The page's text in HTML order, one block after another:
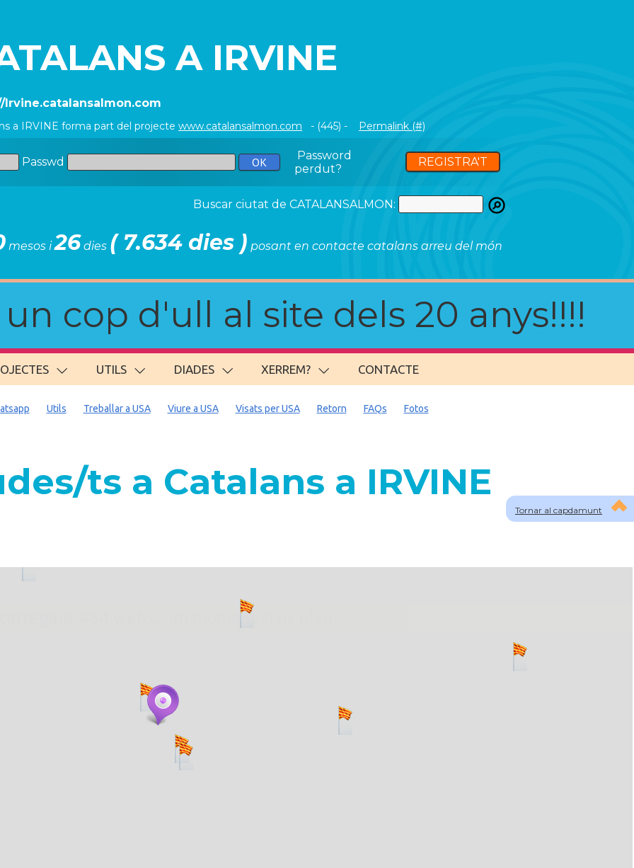
A IRVINE
Irvine.catalansalmon.com
a IRVINE forma part del projecte www.catalansalmon.com - (445) - Permalink (#)
Passwd
Password
perdut?
REGISTRA'T
Buscar ciutat de CATALANSALMON:
mesos i26dies ( 7.634 dies ) posant en contacte catalans arreu del món
cop d'ull al site dels 20 anys!!!!
UTILS DIADES XERREM? CONTACTE
Tornar al capdamunt
Utils Treballar a USA Viure a USA Visats per USA Retorn FAQs Fotos
ts a Catalans a IRVINE
carregant 484 webs... un moment si us plau